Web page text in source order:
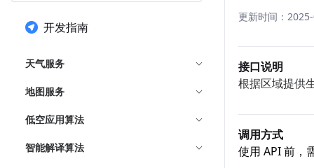
开发指南
天气服务
地图服务
低空应用算法
智能解译算法
更新时间：
接口说明
根据区域提供
调用方式
使用 API 前，